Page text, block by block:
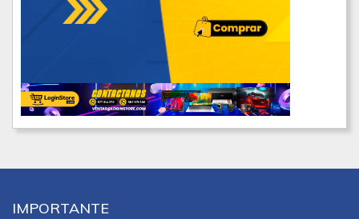
IMPORTANTE